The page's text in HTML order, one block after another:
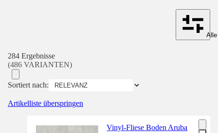
284 Ergebnisse
(486 VARIANTEN)
Sortiert nach:
Artikelliste überspringen
Vinyl-Fliese Boden Aruba